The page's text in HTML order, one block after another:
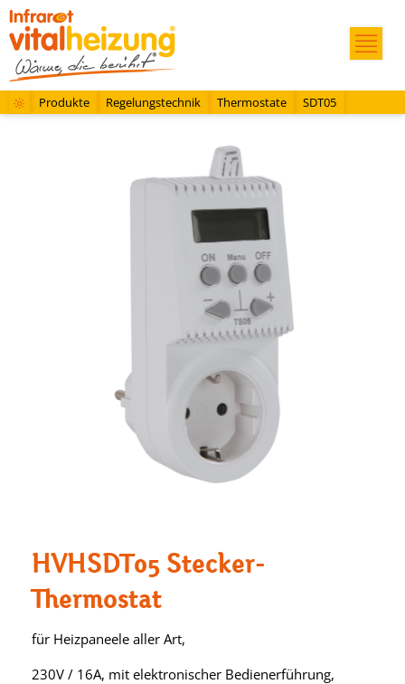
Produkte Regelungstechnik Thermostate SDT05
HVHSDT05 Stecker-
Thermostat
für Heizpaneele aller Art,
230V / 16A, mit elektronischer Bedienerführung,